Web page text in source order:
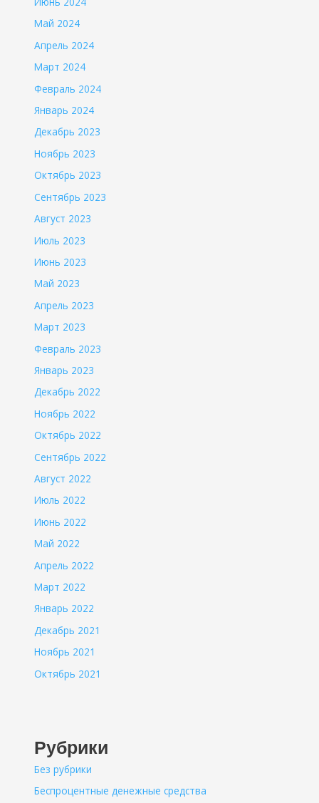
Май 2024
Апрель 2024
Март 2024
Февраль 2024
Январь 2024
Декабрь 2023
Ноябрь 2023
Октябрь 2023
Сентябрь 2023
Август 2023
Июль 2023
Июнь 2023
Май 2023
Апрель 2023
Март 2023
Февраль 2023
Январь 2023
Декабрь 2022
Ноябрь 2022
Октябрь 2022
Сентябрь 2022
Август 2022
Июль 2022
Июнь 2022
Май 2022
Апрель 2022
Март 2022
Январь 2022
Декабрь 2021
Ноябрь 2021
Октябрь 2021
Рубрики
Без рубрики
Беспроцентные денежные средства